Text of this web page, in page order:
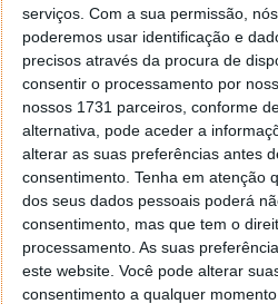
serviços. Com a sua permissão,
poderemos usar identificação e
precisos através da procura de
consentir o processamento por
nossos 1731 parceiros, conforme
alternativa, pode aceder a
alterar as suas preferências antes
consentimento. Tenha em atenção
dos seus dados pessoais poderá
consentimento, mas que tem o
processamento. As suas
este website. Você pode alterar
consentimento a qualquer